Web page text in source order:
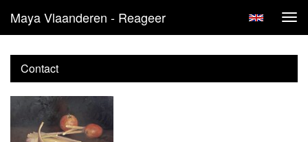
Maya Vlaanderen - Reageer
Contact